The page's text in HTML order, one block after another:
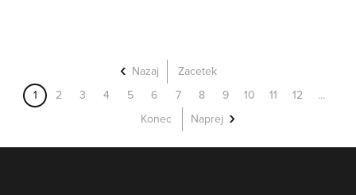
Nazaj
Zacetek
1
2 3 4 5 6 7 8 9 10 11 12
...
Konec
Naprej